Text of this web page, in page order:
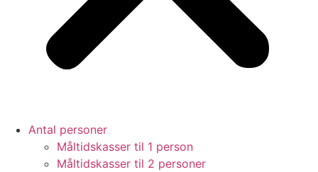
Antal personer
Måltidskasser til 1 person
Måltidskasser til 2 personer